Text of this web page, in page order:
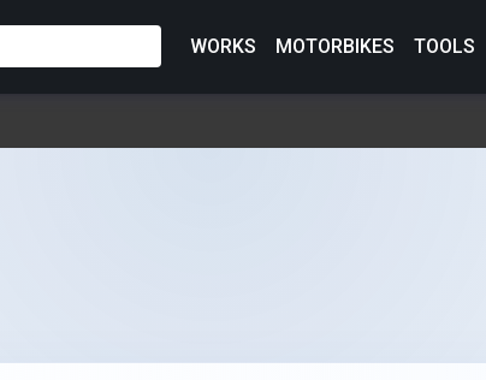
WORKS MOTORBIKES TOOLS